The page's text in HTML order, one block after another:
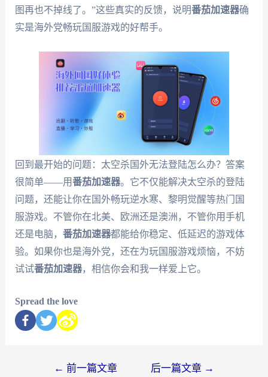
图再也不掉线了。”这些真实的反馈，说明番茄加速器确
实是海外党畅玩国服游戏的好帮手。
回到最开始的问题：太空杀国外无法登陆怎么办？答案
很简单——用番茄加速器。它不仅能解决太空杀的登陆
问题，还能让你在国外畅玩逆水寒、黎明觉醒等热门国
服游戏。不管你在北美、欧洲还是澳洲，不管你用手机
还是电脑， 番茄加速器都能给你稳定、低延迟的游戏体
验。如果你也是海外党，还在为玩国服游戏烦恼，不妨
试试番茄加速器，相信你会和我一样爱上它。
Spread the love
← 前一篇文章 后一篇文章 →